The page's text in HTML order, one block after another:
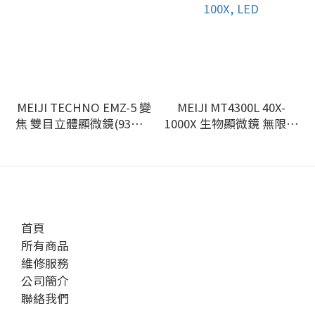
MEIJI TECHNO EMZ-5 變
焦 雙目立體顯微鏡(93mm
MEIJI MT4300L 40X-
1000X 生物顯微鏡 無限校
首頁
所有商品
維修服務
公司簡介
聯絡我們